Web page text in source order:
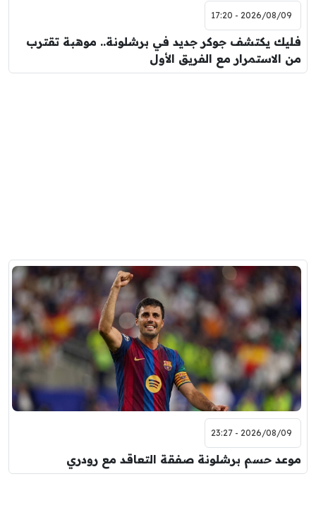
2026/08/09 - 17:20
فليك يكتشف جوكر جديد في برشلونة.. موهبة تقترب
من الاستمرار مع الفريق الأول
2026/08/09 - 23:27
موعد حسم برشلونة صفقة التعاقد مع رودري